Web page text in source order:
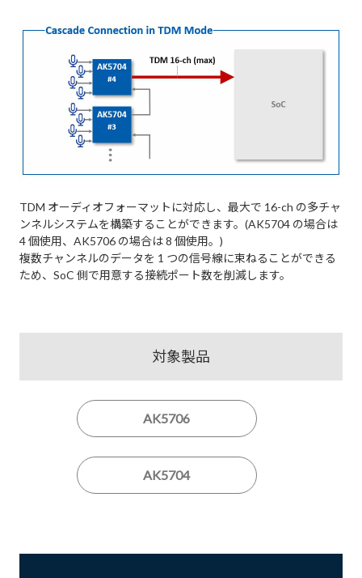
TDM オーディオフォーマットに対応し、最大で 16-ch の多チャ
ンネルシステムを構築することができます。(AK5704 の場合は
4 個使用、AK5706 の場合は 8 個使用。)
複数チャンネルのデータを 1 つの信号線に束ねることができる
ため、SoC 側で用意する接続ポート数を削減します。
対象製品
AK5706
AK5704